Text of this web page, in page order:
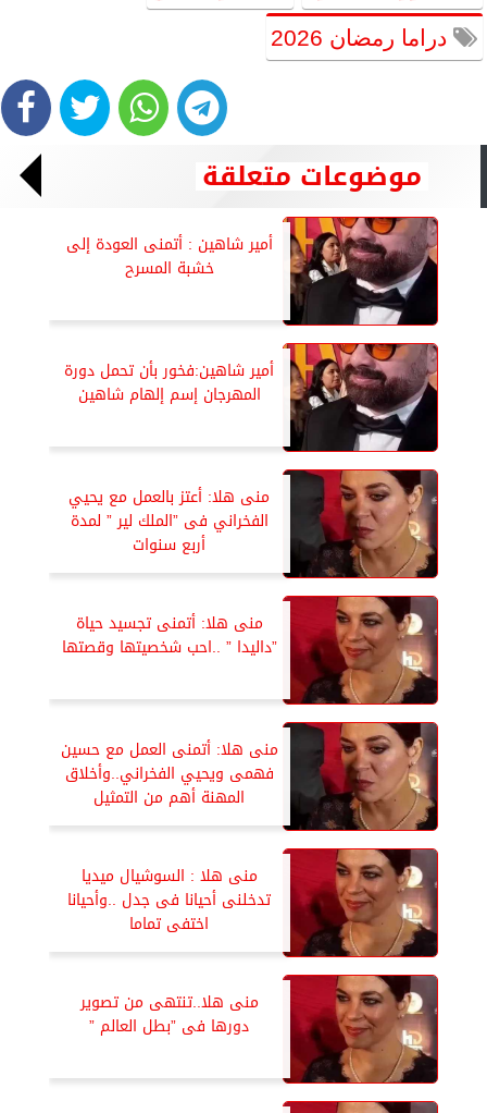
دراما رمضان 2026
موضوعات متعلقة
أمير شاهين : أتمنى العودة إلى
خشبة المسرح
أمير شاهين:فخور بأن تحمل دورة
المهرجان إسم إلهام شاهين
منى هلا: أعتز بالعمل مع يحيي
الفخراني فى ”الملك لير ” لمدة
أربع سنوات
منى هلا: أتمنى تجسيد حياة
”داليدا ” ..احب شخصيتها وقصتها
منى هلا: أتمنى العمل مع حسين
فهمى ويحيي الفخراني..وأخلاق
المهنة أهم من التمثيل
منى هلا : السوشيال ميديا
تدخلنى أحيانا فى جدل ..وأحيانا
اختفى تماما
منى هلا..تنتهى من تصوير
دورها فى ”بطل العالم ”